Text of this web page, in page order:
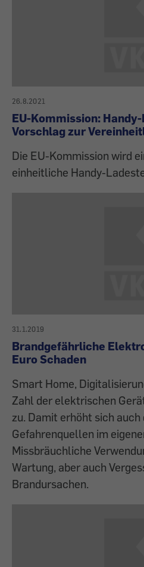
26.8.2021
EU-Kommission:
Vorschlag zur
Die EU-Kommission wird
einheitliche Handy-
31.1.2019
Brandgefährliche
Euro Schaden
Smart Home,
Zahl der elektrischen
zu. Damit erhöht sich auch
Gefahrenquellen im
Missbräuchliche
Wartung, aber auch
Brandursachen.